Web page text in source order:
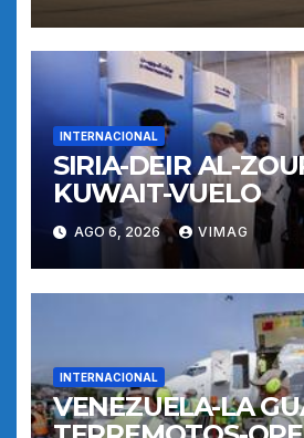
INTERNACIONAL
SIRIA-DEIR AL-
KUWAIT-VUELO
AGO 6, 2026 VIMAG
INTERNACIONAL
VENEZUELA-LA